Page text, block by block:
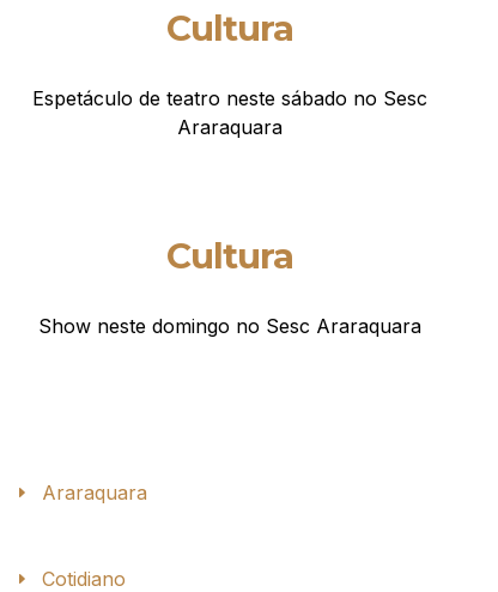
Cultura
Espetáculo de teatro neste sábado no Sesc
Araraquara
Cultura
Show neste domingo no Sesc Araraquara
Araraquara
Cotidiano